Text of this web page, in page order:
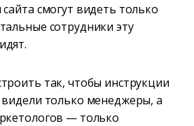
смогут видеть только
сотрудники эту
так, чтобы инструкции
только менеджеры, а
— только